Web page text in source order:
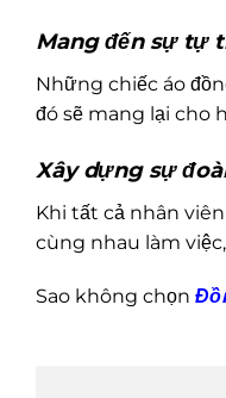
Mang đến sự tự
Những chiếc áo
đó sẽ mang lại cho
Xây dựng sự
Khi tất cả nhân
cùng nhau làm
Sao không chọn